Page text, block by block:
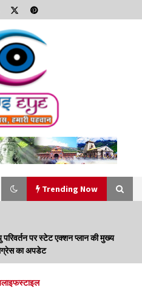
Trending Now
Day : विश्व अल्पसंख्यक अधिकार दिवस
सीएम,आधुनिक मदरसों का नाम अब्दुल कलाम के नाम
18, 2023
पर स्टेट एक्शन प्लान की मुख्य
का अपडेट
लाइफस्टाइल